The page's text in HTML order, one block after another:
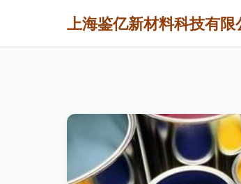
上海鉴亿新材料科技有限